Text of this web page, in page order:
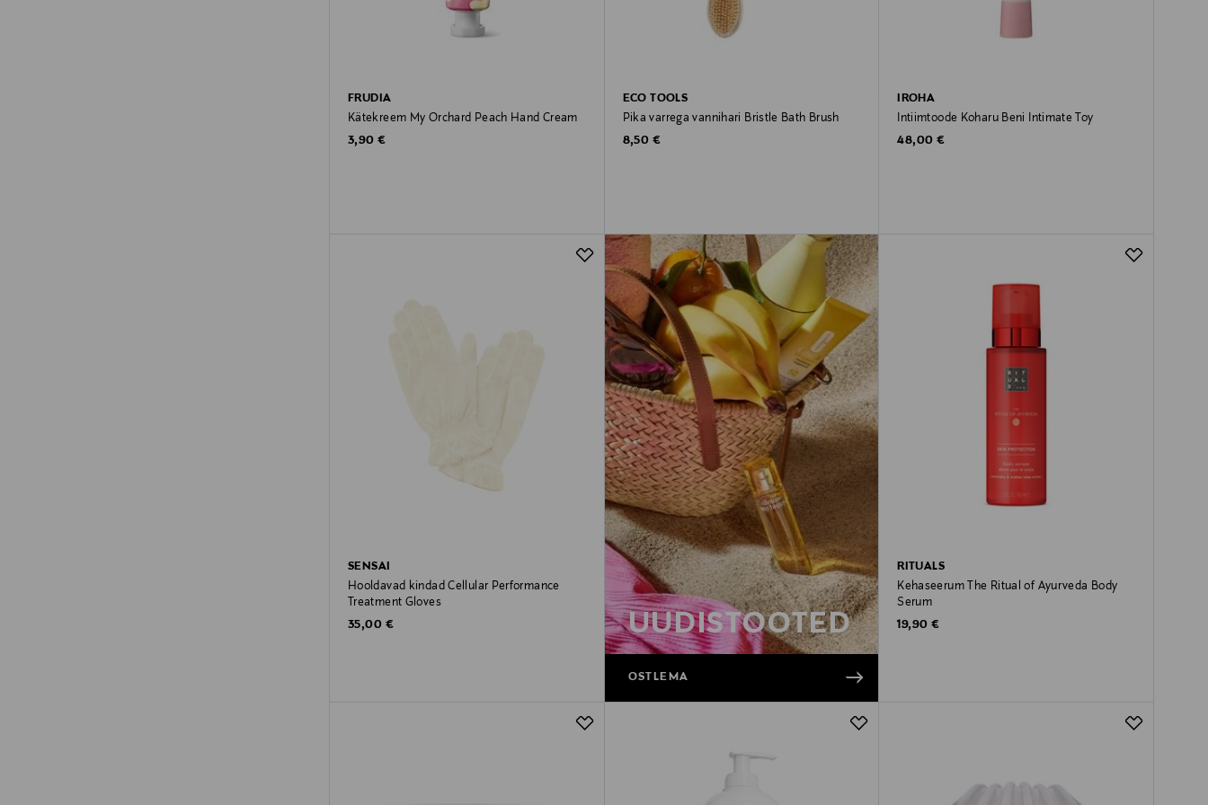
FRUDIA
Kätekreem My Orchard Peach Hand Cream
Original Price
3,90 €
ECO TOOLS
Pika varrega vannihari Bristle Bath Brush
Original Price
8,50 €
IROHA
Intiimtoode Koharu Beni Intimate Toy
Original Price
48,00 €
SENSAI
Hooldavad kindad Cellular Performance
Treatment Gloves
Original Price
35,00 € UUDISTOOTED
OSTLEMA
RITUALS
Kehaseerum The Ritual of Ayurveda Body
Serum
Original Price
19,90 €